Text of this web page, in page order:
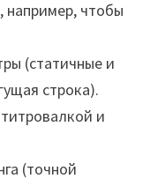
чтобы
(статичные и
строка).
и
(точной